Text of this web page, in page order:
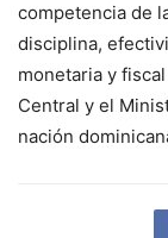
competencia de
disciplina,
monetaria y
Central y el
nación